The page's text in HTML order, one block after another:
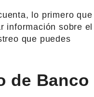
lo primero que
información sobre el
que puedes
de Banco